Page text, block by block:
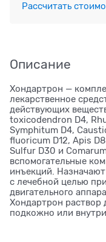
Рассчитать
Описание
Хондартрон —
лекарственное
действующих
toxicodendron D4,
Symphitum D4,
fluoricum D12, Apis
Sulfur D30 и
вспомогательные
инъекций.
с лечебной целью
двигательного
Хондартрон раствор
подкожно или